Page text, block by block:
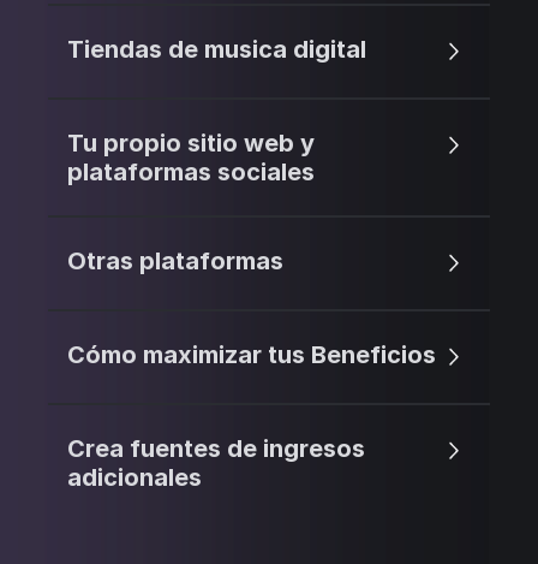
Tiendas de musica digital
Tu propio sitio web y
plataformas sociales
Otras plataformas
Cómo maximizar tus Beneficios
Crea fuentes de ingresos
adicionales